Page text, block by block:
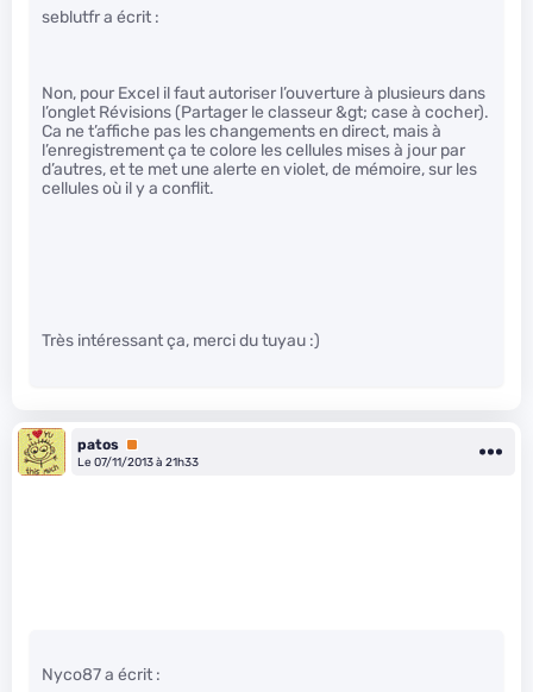
seblutfr a écrit :
Non, pour Excel il faut autoriser l’ouverture à plusieurs dans
l’onglet Révisions (Partager le classeur &gt; case à cocher).
Ca ne t’affiche pas les changements en direct, mais à
l’enregistrement ça te colore les cellules mises à jour par
d’autres, et te met une alerte en violet, de mémoire, sur les
cellules où il y a conflit.
Très intéressant ça, merci du tuyau :)
patos Premium
Le 07/11/2013 à 21h33
Nyco87 a écrit :